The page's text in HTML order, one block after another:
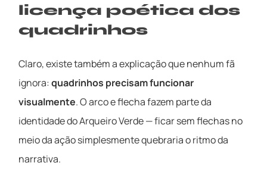
licença poética dos
quadrinhos
Claro, existe também a explicação que nenhum fã
ignora:quadrinhos precisam funcionar
visualmente. O arco e flecha fazem parte da
identidade do Arqueiro Verde — ficar sem flechas no
meio da ação simplesmente quebraria o ritmo da
narrativa.